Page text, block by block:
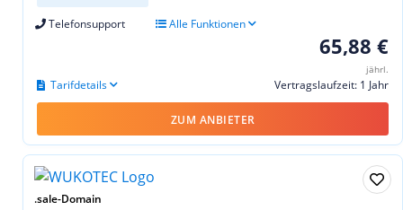
Telefonsupport Alle Funktionen
65,88 €
jährl.
Vertragslaufzeit: 1 Jahr
Tarifdetails
ZUM ANBIETER
.sale-Domain